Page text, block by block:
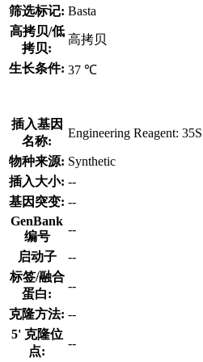
筛选标记: Basta
高拷贝/低
拷贝:
高拷贝
生长条件: 37 ℃
插入基因
名称:
Engineering Reagent:
物种来源: Synthetic
插入大小: --
基因突变: --
GenBank
编号
--
启动子
--
标签/融合
蛋白:
--
克隆方法: --
5' 克隆位
点:
--